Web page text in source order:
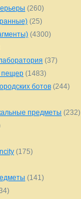
(260)
(25)
(4300)
(37)
пещер (1483)
ботов (244)
предметы (232)
(175)
(141)